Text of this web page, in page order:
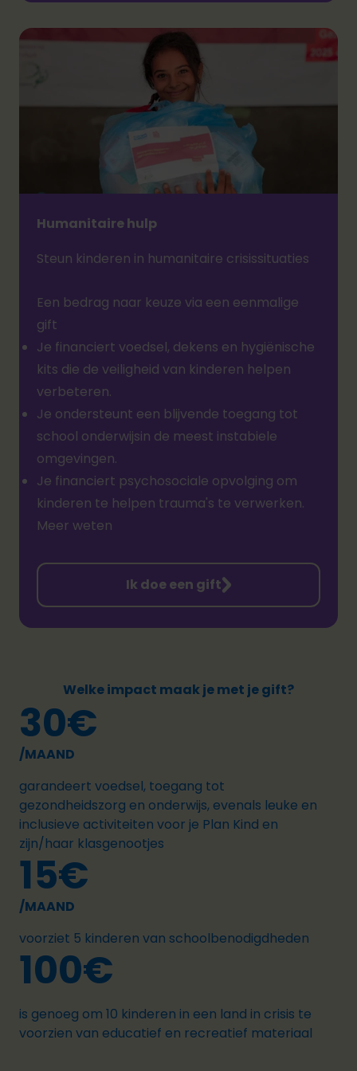
Humanitaire hulp
Steun kinderen in humanitaire crisissituaties
Een bedrag naar keuze via een eenmalige
gift
Je financiert voedsel, dekens en hygiënische
kits die de veiligheid van kinderen helpen
verbeteren.
Je ondersteunt een blijvende toegang tot
school onderwijsin de meest instabiele
omgevingen.
Je financiert psychosociale opvolging om
kinderen te helpen trauma's te verwerken.
Meer weten
Ik doe een gift
Welke impact maak je met je gift?
30€
/MAAND
garandeert voedsel, toegang tot
gezondheidszorg en onderwijs, evenals leuke en
inclusieve activiteiten voor je Plan Kind en
zijn/haar klasgenootjes
15€
/MAAND
voorziet 5 kinderen van schoolbenodigdheden
100€
is genoeg om 10 kinderen in een land in crisis te
voorzien van educatief en recreatief materiaal